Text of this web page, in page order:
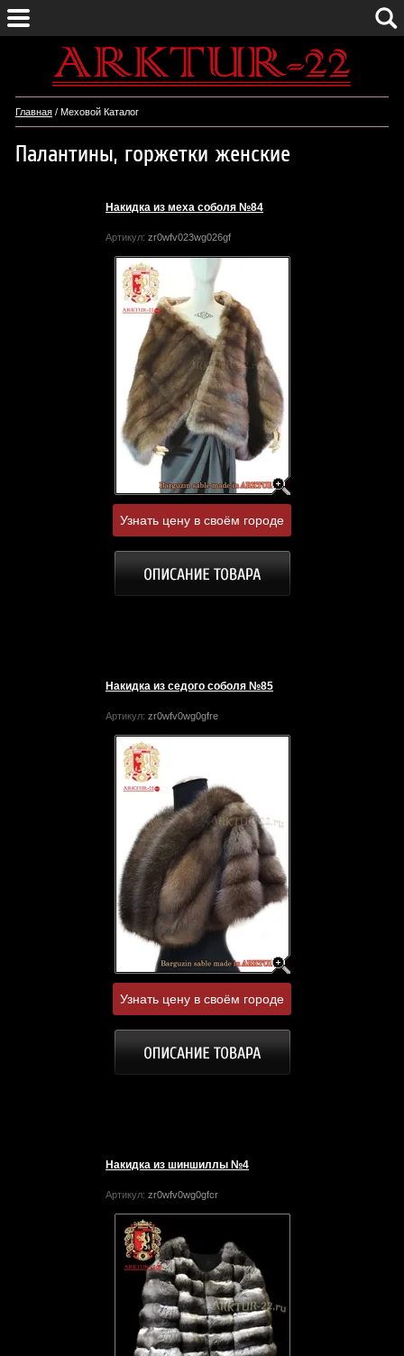
Главная / Меховой Каталог
Палантины, горжетки женские
Накидка из меха соболя №84
Артикул: zr0wfv023wg026gf
Узнать цену в своём городе
Накидка из седого соболя №85
Артикул: zr0wfv0wg0gfre
Узнать цену в своём городе
Накидка из шиншиллы №4
Артикул: zr0wfv0wg0gfcr